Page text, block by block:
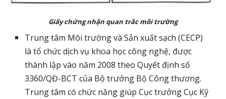
Giấy chứng nhận quan trắc môi trường
Trung tâm Môi trường và Sản xuất sạch (CECP)
là tổ chức dịch vụ khoa học công nghệ, được
thành lập vào năm 2008 theo Quyết định số
3360/QĐ-BCT của Bộ trưởng Bộ Công thương.
Trung tâm có chức năng giúp Cục trưởng Cục Kỹ